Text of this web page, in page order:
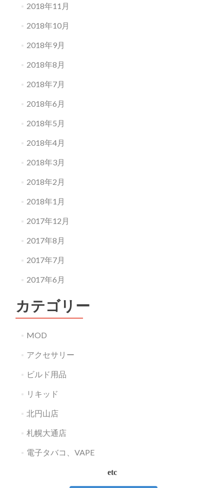
2018年11月
2018年10月
2018年9月
2018年8月
2018年7月
2018年6月
2018年5月
2018年4月
2018年3月
2018年2月
2018年1月
2017年12月
2017年8月
2017年7月
2017年6月
カテゴリー
MOD
アクセサリー
ビルド用品
リキッド
北円山店
札幌大通店
電子タバコ、VAPE
etc